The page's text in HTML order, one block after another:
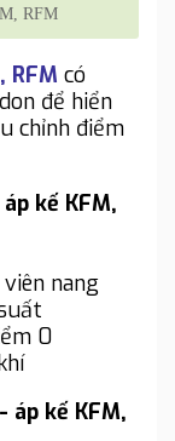
RFM
RFM có
để hiển
chỉnh điểm
kế KFM,
nang
0
áp kế KFM,